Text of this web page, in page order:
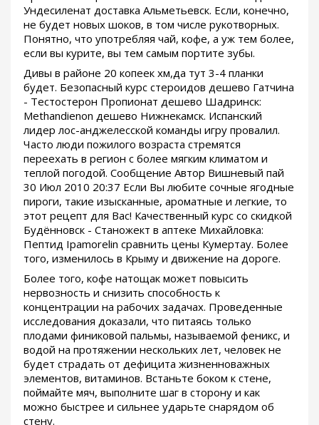
Ундесиленат доставка Альметьевск. Если, конечно,
не будет новых шоков, в том числе рукотворных.
Понятно, что употребляя чай, кофе, а уж тем более,
если вы курите, вы тем самым портите зубы.
Дивы в районе 20 копеек хм,да тут 3-4 планки
будет. Безопасный курс стероидов дешево Гатчина
- Тестостерон Пропионат дешево Шадринск:
Methandienon дешево Нижнекамск. Испанский
лидер лос-анджелесской команды игру провалил.
Часто люди пожилого возраста стремятся
переехать в регион с более мягким климатом и
теплой погодой. Сообщение Автор Вишневый пай
30 Июл 2010 20:37 Если Вы любите сочные ягодные
пироги, такие изысканные, ароматные и легкие, то
этот рецепт для Вас! Качественный курс со скидкой
Будённовск - Станожект в аптеке Михайловка:
Пептид Ipamorelin сравнить цены Кумертау. Более
того, изменилось в Крыму и движение на дороге.
Более того, кофе натощак может повысить
нервозность и снизить способность к
концентрации на рабочих задачах. Проведенные
исследования доказали, что питаясь только
плодами финиковой пальмы, называемой феникс, и
водой на протяжении нескольких лет, человек не
будет страдать от дефицита жизненноважных
элементов, витаминов. Встаньте боком к стене,
поймайте мяч, выполните шаг в сторону и как
можно быстрее и сильнее ударьте снарядом об
стену.